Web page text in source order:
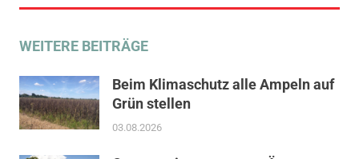
WEITERE BEITRÄGE
Beim Klimaschutz alle Ampeln auf
Grün stellen
03.08.2026